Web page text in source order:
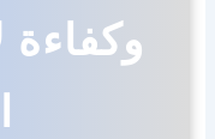
وكفاءة